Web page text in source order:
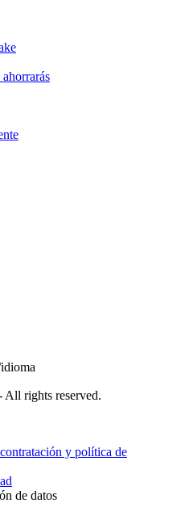
All rights reserved.
y política de
de datos